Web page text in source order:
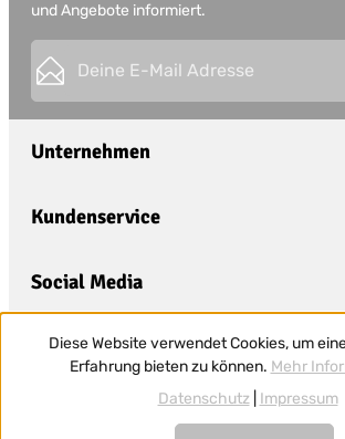
und Angebote informiert.
Datenschutz
Ich habe die
bin mit ihnen einverstanden.
Die mit einem Stern (*) markierten
Unternehmen
Kundenservice
Social Media
Diese Website verwendet Cookies, um
Erfahrung bieten zu können. Mehr
Datenschutz| Impressum